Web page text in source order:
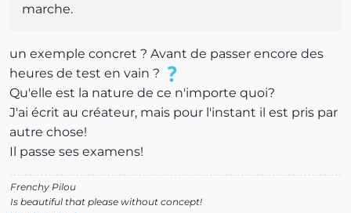
marche.
un exemple concret ? Avant de passer encore des
heures de test en vain ?
Qu'elle est la nature de ce n'importe quoi?
J'ai écrit au créateur, mais pour l'instant il est pris par
autre chose!
Il passe ses examens!
Frenchy Pilou
Is beautiful that please without concept!